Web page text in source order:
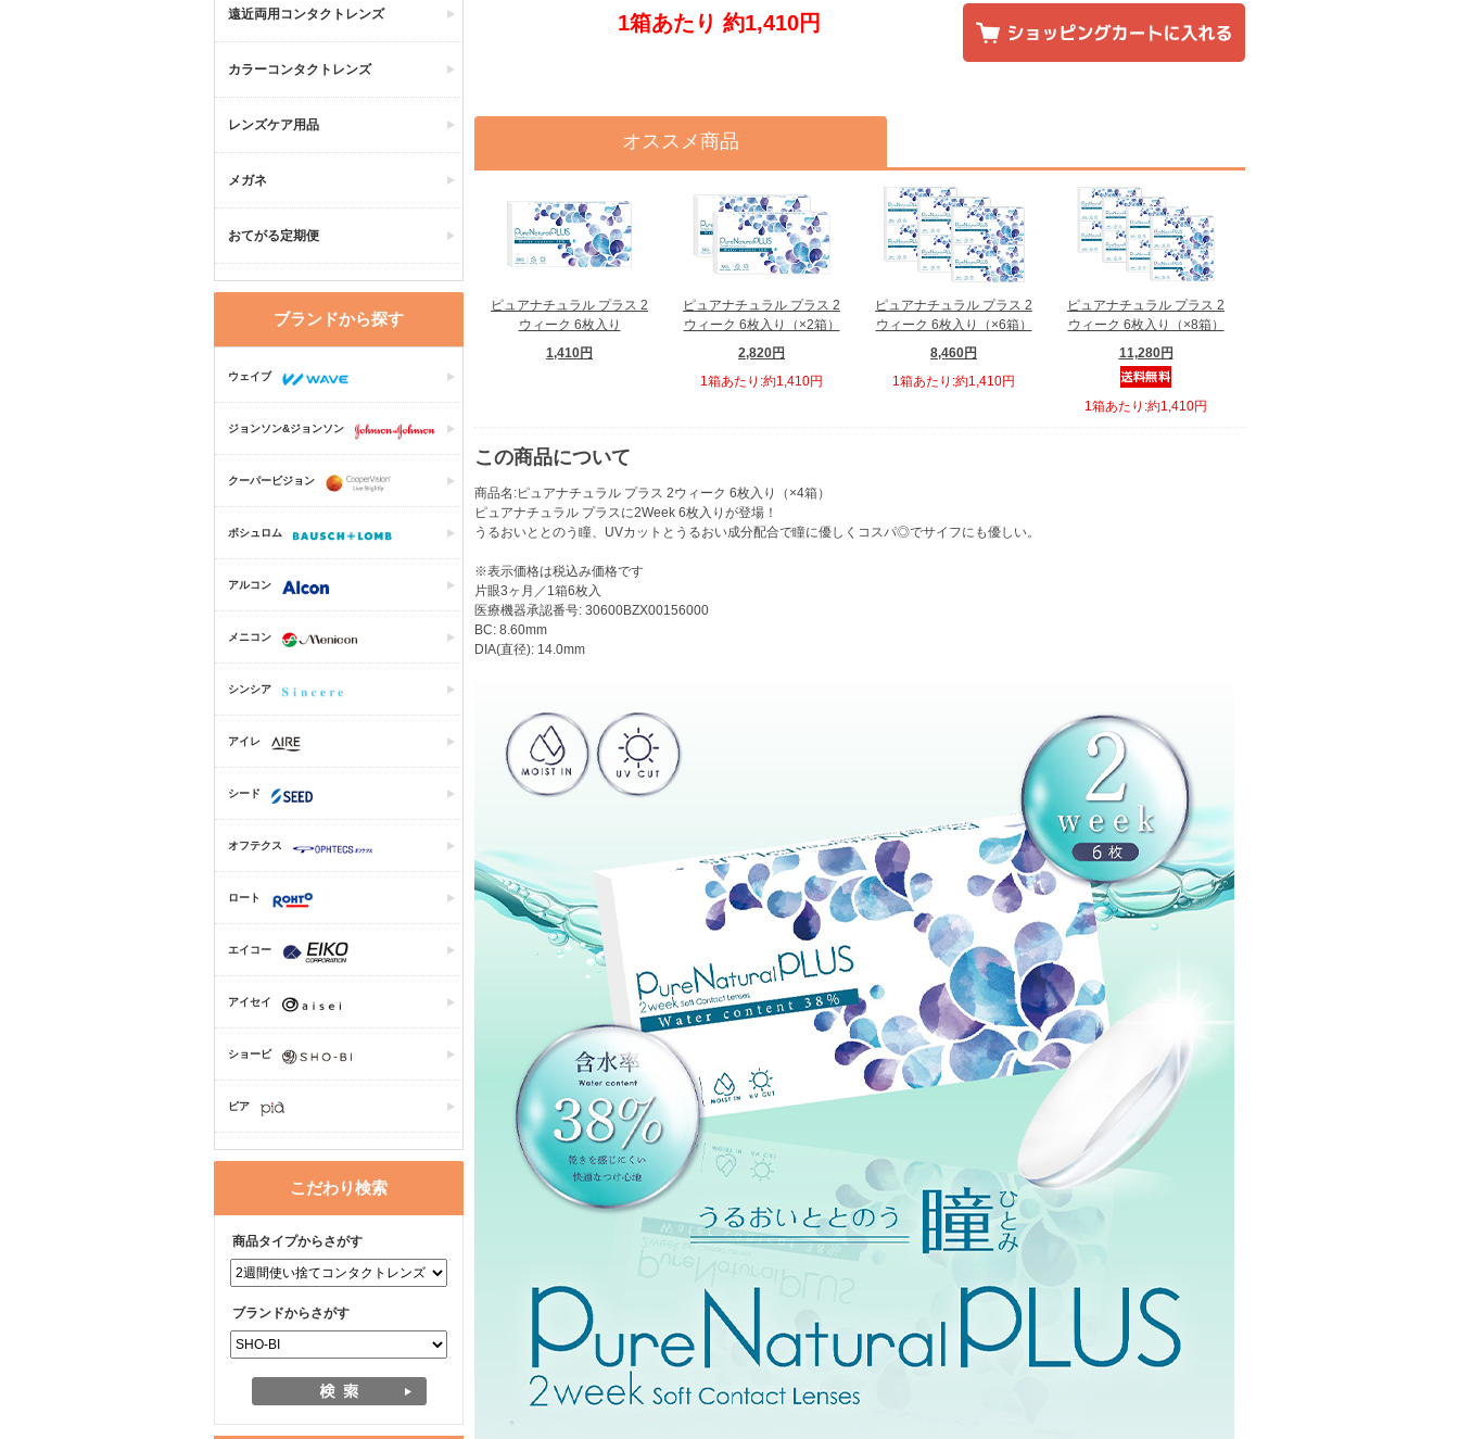
遠近両用コンタクトレンズ
カラーコンタクトレンズ
レンズケア用品
メガネ
おてがる定期便
ブランドから探す
ウェイブ
ジョンソン&ジョンソン
クーパービジョン
ボシュロム
アルコン
メニコン
シンシア
アイレ
シード
オフテクス
ロート
エイコー
アイセイ
ショービ
ピア
こだわり検索
商品タイプからさがす
ブランドからさがす
1箱あたり 約1,410円
オススメ商品
ピュアナチュラル プラス 2
ウィーク 6枚入り
1,410円
ピュアナチュラル プラス 2
ウィーク 6枚入り（×2箱）
2,820円
1箱あたり:約1,410円
ピュアナチュラル プラス 2
ウィーク 6枚入り（×6箱）
8,460円
1箱あたり:約1,410円
ピュアナチュラル プラス 2
ウィーク 6枚入り（×8箱）
11,280円
1箱あたり:約1,410円
この商品について
商品名:ピュアナチュラル プラス 2ウィーク 6枚入り（×4箱）
ピュアナチュラル プラスに2Week 6枚入りが登場！
うるおいととのう瞳、UVカットとうるおい成分配合で瞳に優しくコスパ◎でサイフにも優しい。
※表示価格は税込み価格です
片眼3ヶ月／1箱6枚入
医療機器承認番号: 30600BZX00156000
BC: 8.60mm
DIA(直径): 14.0mm